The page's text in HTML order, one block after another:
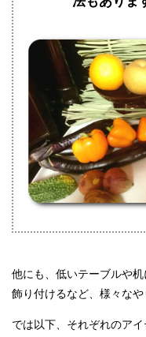
他にも、低いテーブルや
飾り付けるなど、様々なや
では以下、それぞれのア